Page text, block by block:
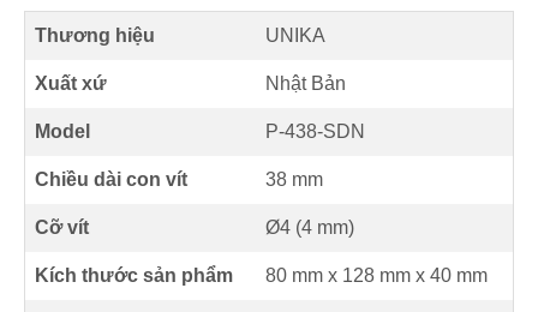
Thương hiệu UNIKA
Xuất xứ Nhật Bản
Model P-438-SDN
Chiều dài con vít 38 mm
Cỡ vít Ø4 (4 mm)
Kích thước sản phẩm 80 mm x 128 mm x 40 mm